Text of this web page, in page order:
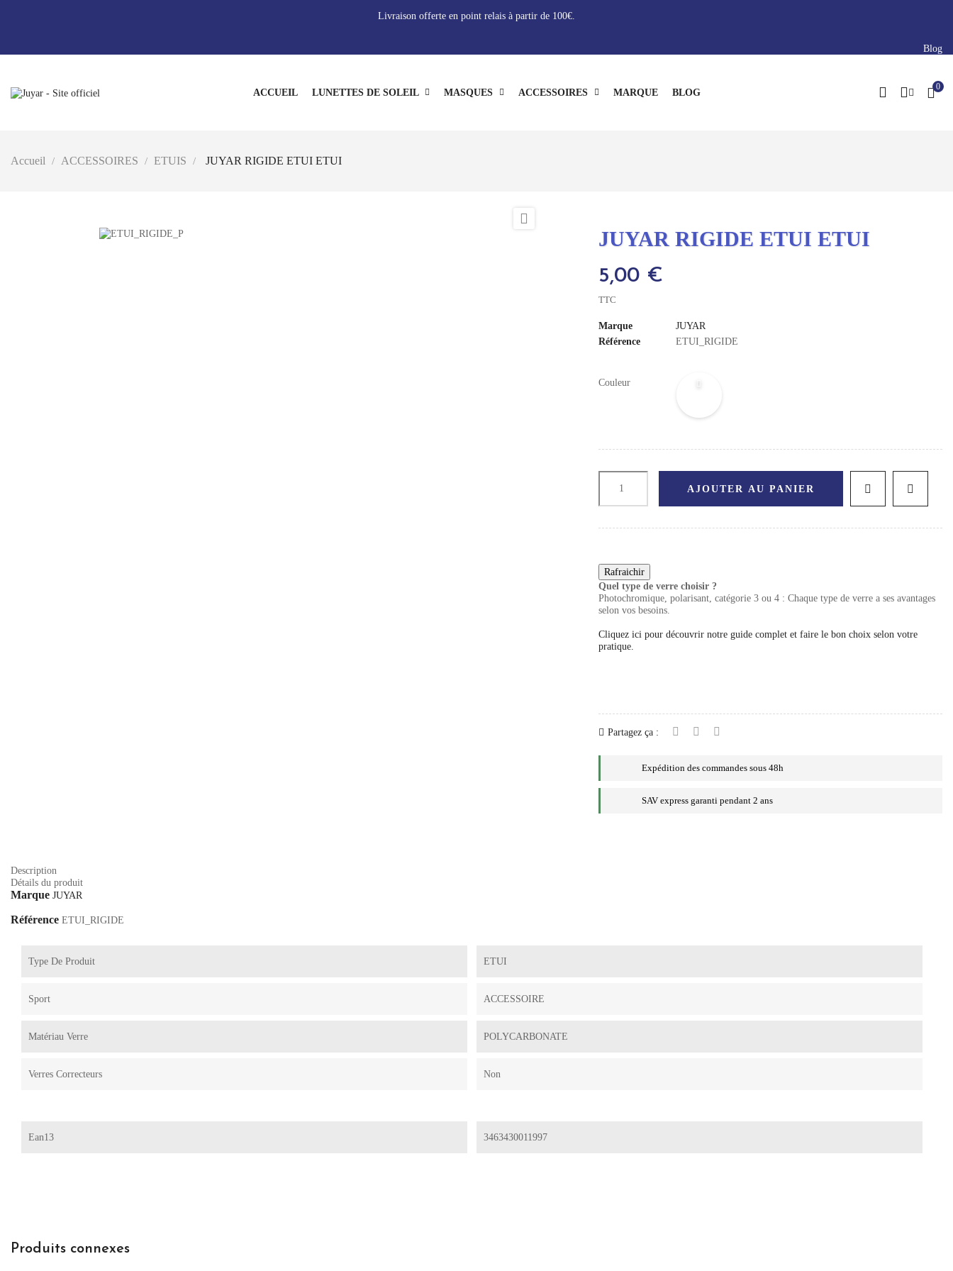
Livraison offerte en point relais à partir de 100€.
Blog
ACCUEIL LUNETTES DE SOLEIL MASQUES ACCESSOIRES MARQUE BLOG
0
Accueil ACCESSOIRES ETUIS JUYAR RIGIDE ETUI ETUI

JUYAR RIGIDE ETUI ETUI
5,00 €
TTC
Marque
JUYAR
Référence
ETUI_RIGIDE
Couleur
AJOUTER AU PANIER
Quel type de verre choisir ?
Photochromique, polarisant, catégorie 3 ou 4 : Chaque type de verre a ses avantages
selon vos besoins.
Cliquez ici pour découvrir notre guide complet et faire le bon choix selon votre
pratique.
Partagez ça :
Expédition des commandes sous 48h
SAV express garanti pendant 2 ans
Description
Détails du produit
Marque JUYAR
Référence ETUI_RIGIDE
Type De Produit ETUI
Sport ACCESSOIRE
Matériau Verre POLYCARBONATE
Verres Correcteurs Non
Ean13 3463430011997
Produits connexes